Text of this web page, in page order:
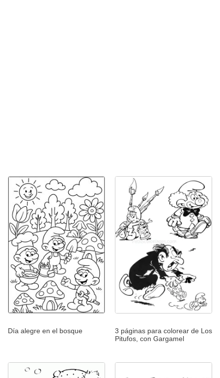
Día alegre en el bosque
3 páginas para colorear de Los
Pitufos, con Gargamel